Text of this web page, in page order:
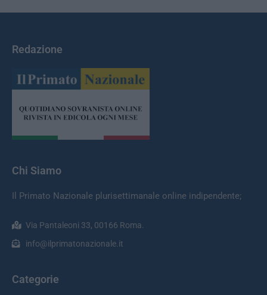
Redazione
Chi Siamo
Il Primato Nazionale plurisettimanale online indipendente;
Via Pantaleoni 33, 00166 Roma.
info@ilprimatonazionale.it
Categorie